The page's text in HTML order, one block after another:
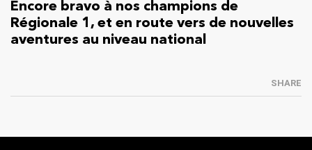
Encore bravo à nos champions de
Régionale 1, et en route vers de nouvelles
aventures au niveau national
SHARE